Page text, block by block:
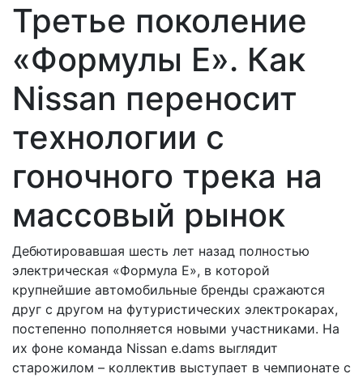
Третье поколение
«Формулы E». Как
Nissan переносит
технологии с
гоночного трека на
массовый рынок
Дебютировавшая шесть лет назад полностью
электрическая «Формула Е», в которой
крупнейшие автомобильные бренды сражаются
друг с другом на футуристических электрокарах,
постепенно пополняется новыми участниками. На
их фоне команда Nissan e.dams выглядит
старожилом – коллектив выступает в чемпионате с